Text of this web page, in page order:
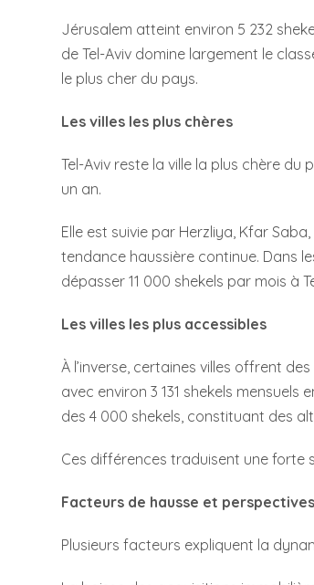
Jérusalem atteint environ 5 232
de Tel-Aviv domine largement le
le plus cher du pays.
Les villes les plus chères
Tel-Aviv reste la ville la plus chère du
un an.
Elle est suivie par Herzliya, Kfar
tendance haussière continue. Dans
dépasser 11 000 shekels par mois à
Les villes les plus accessibles
À l’inverse, certaines villes offrent
avec environ 3 131 shekels
des 4 000 shekels, constituant des
Ces différences traduisent une forte
Facteurs de hausse et perspectives
Plusieurs facteurs expliquent la